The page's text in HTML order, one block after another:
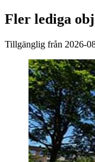
Fler lediga
Tillgänglig från 2026-